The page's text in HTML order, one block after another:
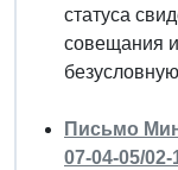
статуса
совещания
Письмо
07-04-05/